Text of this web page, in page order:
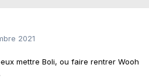
2021
mettre Boli, ou faire rentrer Wooh